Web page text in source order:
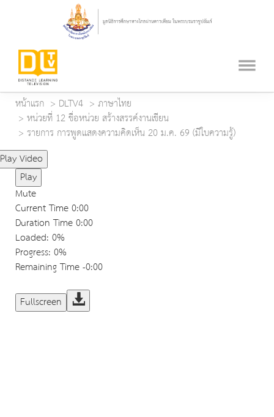
หน้าแรก DLTV4
ภาษาไทย
หน่วยที่ 12 ชื่อหน่วย สร้างสรรค์งานเขียน
รายการ การพูดแสดงความคิดเห็น 20 ม.ค. 69 (มีใบความรู้)
Play Video
Play
Mute
Current Time0:00
Duration Time0:00
Loaded: 0%
Progress: 0%
Remaining Time-0:00
Fullscreen